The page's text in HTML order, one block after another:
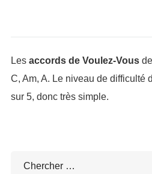
Les accords de Voulez-Vousde
C, Am, A. Le niveau de difficulté
sur 5, donc très simple.